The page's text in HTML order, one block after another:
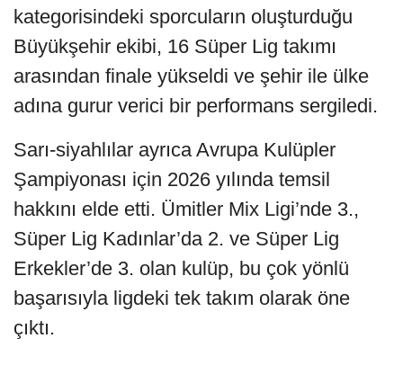
kategorisindeki sporcuların oluşturduğu
Büyükşehir ekibi, 16 Süper Lig takımı
arasından finale yükseldi ve şehir ile ülke
adına gurur verici bir performans sergiledi.
Sarı-siyahlılar ayrıca Avrupa Kulüpler
Şampiyonası için 2026 yılında temsil
hakkını elde etti. Ümitler Mix Ligi’nde 3.,
Süper Lig Kadınlar’da 2. ve Süper Lig
Erkekler’de 3. olan kulüp, bu çok yönlü
başarısıyla ligdeki tek takım olarak öne
çıktı.